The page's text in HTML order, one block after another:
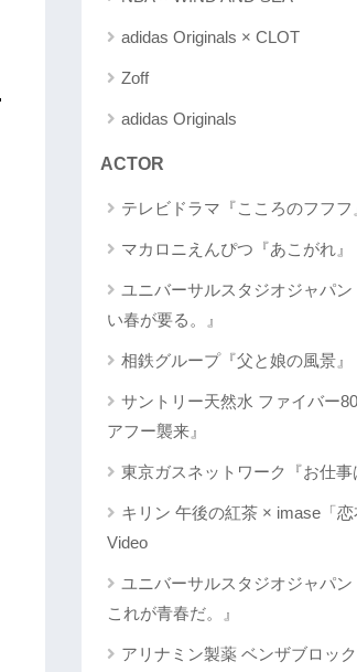
adidas Originals × CLOT
Zoff
adidas Originals
ACTOR
テレビドラマ『こころのフフフ
マカロニえんぴつ『あこがれ』
ユニバーサルスタジオジャパ
い春が要る。』
相鉄グループ『父と娘の風景』
サントリー天然水 ファイバー
アフー襲来』
東京ガスネットワーク『お仕事
キリン 午後の紅茶 × imase「
Video
ユニバーサルスタジオジャパン
これが青春だ。』
アリナミン製薬 ベンザブロッ